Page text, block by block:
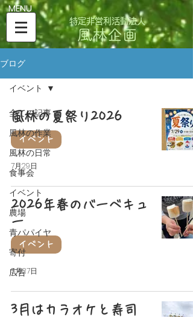
​MENU
特定非営利活動法人
風林企画
ブログ
全ての記事
風林の作業
風林の日常
食事会
イベント
農場
青パパイヤ
寄付
広告
イベント
風林の夏祭り2026
イベント
7月29日
2026年春のバーベキュ
ー
イベント
5月27日
3月はカラオケと寿司